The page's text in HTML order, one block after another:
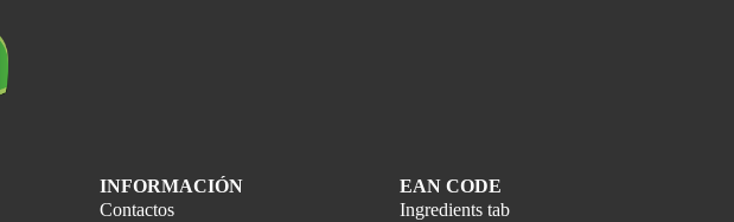
INFORMACIÓN
Contactos
EAN CODE
Ingredients tab